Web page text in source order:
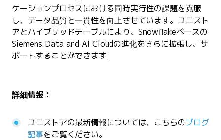
ケーションプロセスにおける同時実行性の課題を克服
し、データ品質と一貫性を向上させています。ユニスト
アとハイブリッドテーブルにより、Snowflakeベースの
Siemens Data and AI Cloudの進化をさらに拡張し、サ
ポートすることができます」
詳細情報：
ユニストアの最新情報については、こちらのブログ
記事をご覧ください。